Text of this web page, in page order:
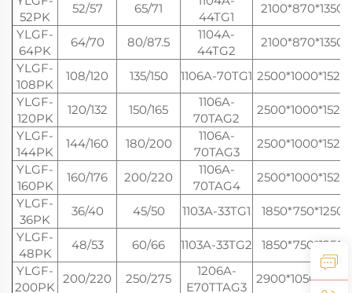
52PK
52/57 65/71
44TG1
2100*870*1350
YLGF-
64PK
64/70 80/87.5
1104A-
44TG2
2100*870*1350
YLGF-
108PK
108/120 135/150 1106A-70TG1 2500*1000*1520
YLGF-
120PK
120/132 150/165
1106A-
70TAG2
2500*1000*1520
YLGF-
144PK
144/160 180/200
1106A-
70TAG3
2500*1000*1520
YLGF-
160PK
160/176 200/220
1106A-
70TAG4
2500*1000*1520
YLGF-
36PK
36/40 45/50 1103A-33TG1
1850*750*1250
YLGF-
48PK
48/53 60/66 1103A-33TG2
1850*750*1250
YLGF-
200PK
200/220 250/275
1206A-
E70TTAG3
2900*1050*1800